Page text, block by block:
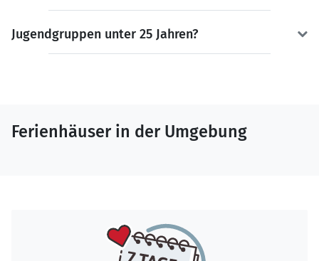
Jugendgruppen unter 25 Jahren?
Ferienhäuser in der Umgebung